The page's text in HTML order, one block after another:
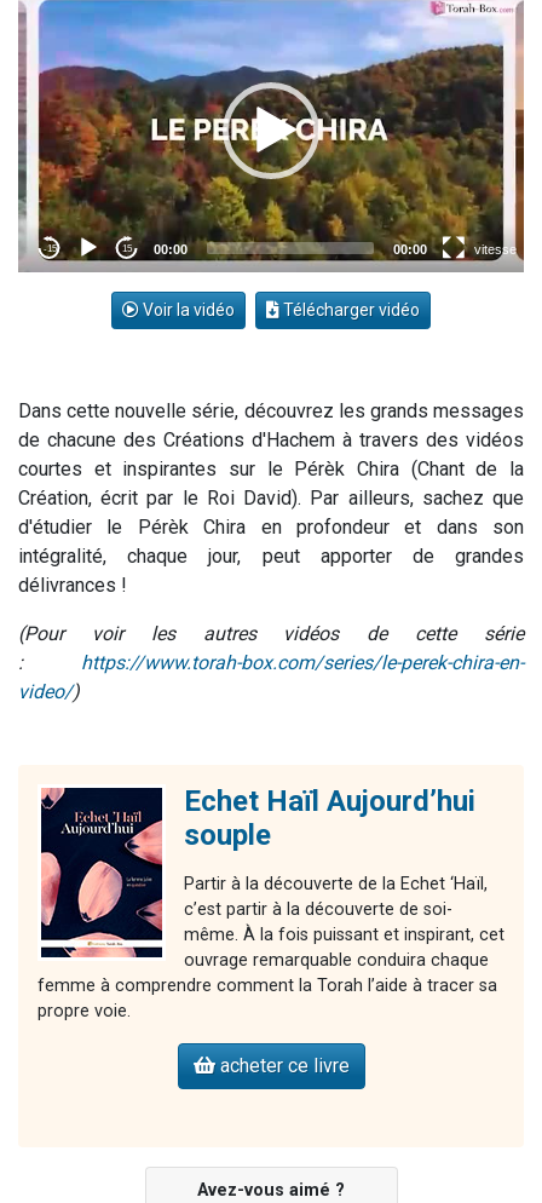
Voir la vidéo Télécharger vidéo
Dans cette nouvelle série, découvrez les grands messages
de chacune des Créations d'Hachem à travers des vidéos
courtes et inspirantes sur le Pérèk Chira (Chant de la
Création, écrit par le Roi David). Par ailleurs, sachez que
d'étudier le Pérèk Chira en profondeur et dans son
intégralité, chaque jour, peut apporter de grandes
délivrances !
(Pour voir les autres vidéos de cette série
: https://www.torah-box.com/series/le-perek-chira-en-
video/)
Echet Haïl Aujourd’hui
souple
Partir à la découverte de la Echet ‘Haïl,
c’est partir à la découverte de soi-
même. À la fois puissant et inspirant, cet
ouvrage remarquable conduira chaque
femme à comprendre comment la Torah l’aide à tracer sa
propre voie.
acheter ce livre
Avez-vous aimé ?